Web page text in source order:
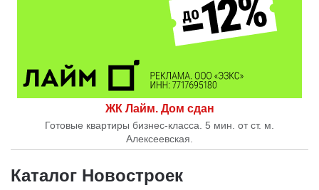
ЖК Лайм. Дом сдан
Готовые квартиры бизнес-класса. 5 мин. от ст. м.
Алексеевская.
Каталог Новостроек